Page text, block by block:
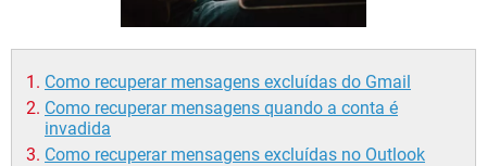
Como recuperar mensagens excluídas do Gmail
Como recuperar mensagens quando a conta é
invadida
Como recuperar mensagens excluídas no Outlook